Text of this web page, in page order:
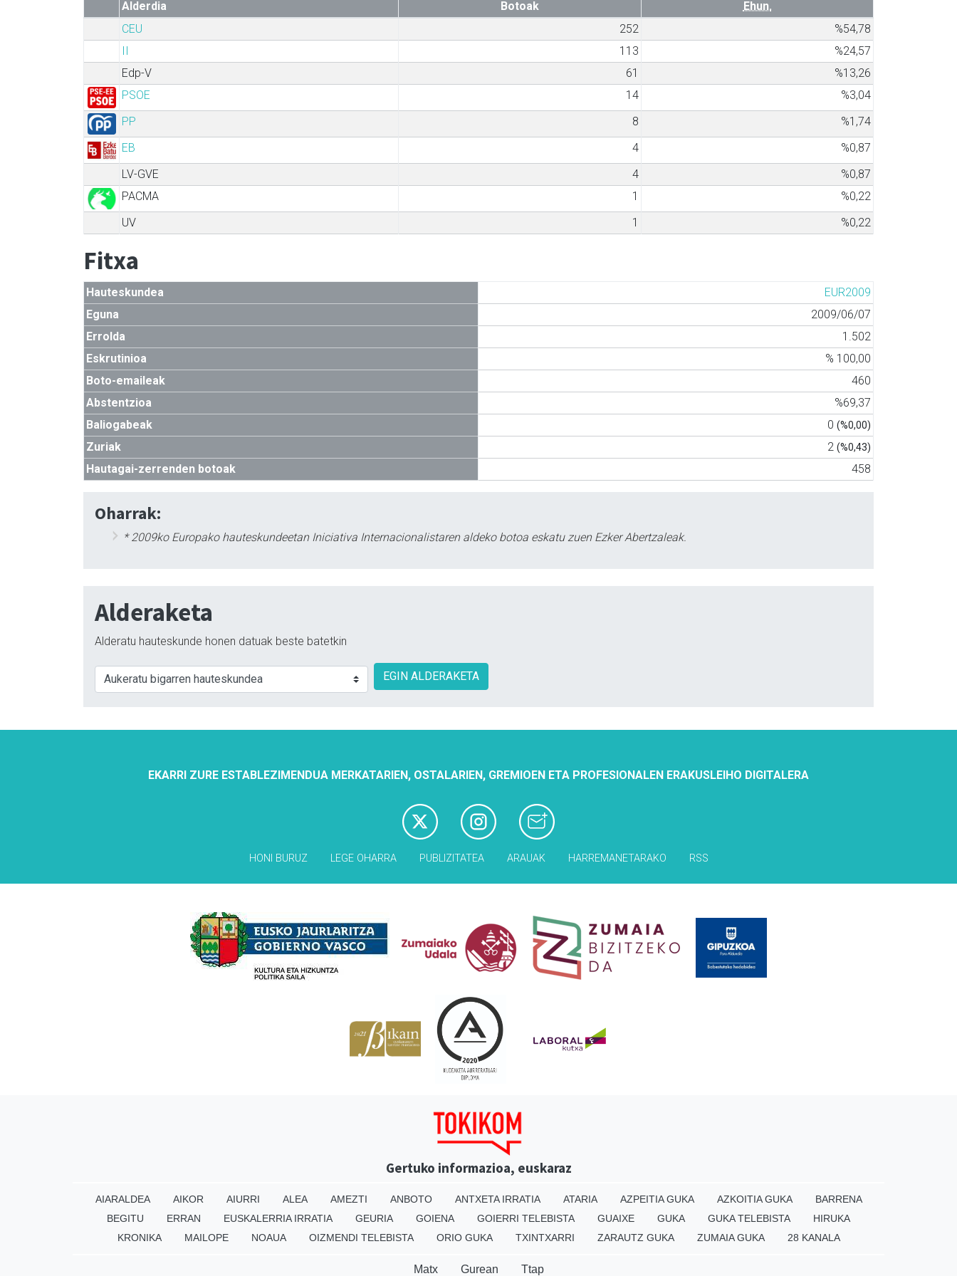
Alderdia Botoak
Ehun.
CEU
252
%54,78
113
%24,57
Edp-V
61
%13,26
PSOE
14
%3,04
PP
8
%1,74
EB
4
%0,87
LV-GVE
4
%0,87
PACMA
1
%0,22
UV
1 %0,22
Fitxa
Hauteskundea
EUR2009
Eguna
2009/06/07
Errolda
1.502
Eskrutinioa
% 100,00
Boto-emaileak
460
Abstentzioa
%69,37
Baliogabeak
0 (%0,00)
Zuriak 2 (%0,43)
Hautagai-zerrenden botoak 458
Oharrak:
* 2009ko Europako hauteskundeetan Iniciativa Internacionalistaren aldeko botoa eskatu zuen Ezker Abertzaleak.
Alderaketa
Alderatu hauteskunde honen datuak beste batetkin
EGIN ALDERAKETA
EKARRI ZURE ESTABLEZIMENDUA MERKATARIEN, OSTALARIEN, GREMIOEN ETA PROFESIONALEN ERAKUSLEIHO DIGITALERA
HONI BURUZ LEGE OHARRA PUBLIZITATEA ARAUAK HARREMANETARAKO RSS
Gertuko informazioa, euskaraz
AIARALDEA AIKOR AIURRI ALEA AMEZTI ANBOTO ANTXETA IRRATIA ATARIA AZPEITIA GUKA AZKOITIA GUKA
BARRENA
BEGITU
ERRAN EUSKALERRIA IRRATIA GEURIA GOIENA GOIERRI TELEBISTA GUAIXE GUKA GUKA TELEBISTA
HIRUKA
KRONIKA
MAILOPE NOAUA OIZMENDI TELEBISTA ORIO GUKA TXINTXARRI ZARAUTZ GUKA ZUMAIA GUKA 28 KANALA
Matx Gurean Ttap